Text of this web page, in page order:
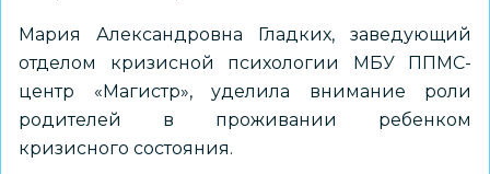
Мария Александровна Гладких, заведующий
отделом кризисной психологии МБУ ППМС-
центр «Магистр», уделила внимание роли
родителей в проживании ребенком
кризисного состояния.